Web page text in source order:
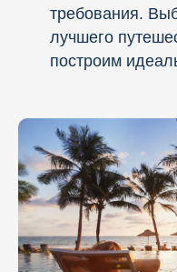
требования.
лучшего
построим